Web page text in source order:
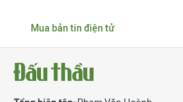
Mua bản tin điện tử